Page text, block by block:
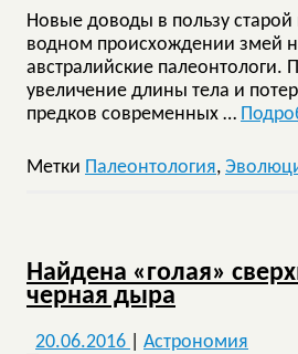
Новые доводы в пользу старой
водном происхождении змей
австралийские палеонтологи.
увеличение длины тела и
предков современных …
Метки Палеонтология,
Найдена «голая»
черная дыра
20.06.2016 Астрономия